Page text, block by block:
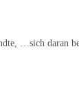
…sich daran